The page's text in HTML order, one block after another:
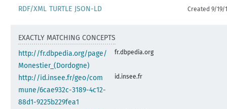
RDF/XML TURTLE JSON-LD Created 9/19/
EXACTLY MATCHING CONCEPTS
http://fr.dbpedia.org/page/
Monestier_(Dordogne)
fr.dbpedia.org
http://id.insee.fr/geo/com
mune/6cae932c-3189-4c12-
88d1-9225b229fea1
id.insee.fr